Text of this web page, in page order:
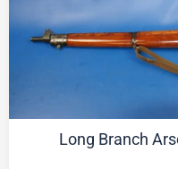
Long Branch